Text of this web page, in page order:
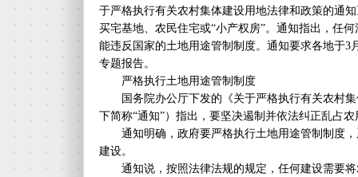
于严格执行有关农村集体建设用地法律和政策的通
买宅基地、农民住宅或“小产权房”。通知指出，任
能违反国家的土地用途管制制度。通知要求各地于3
专题报告。
严格执行土地用途管制制度
国务院办公厅下发的《关于严格执行有关农村集
下简称“通知”）指出，要坚决遏制并依法纠正乱占
通知明确，政府要严格执行土地用途管制制度，
建设。
通知说，按照法律法规的规定，任何建设需要将